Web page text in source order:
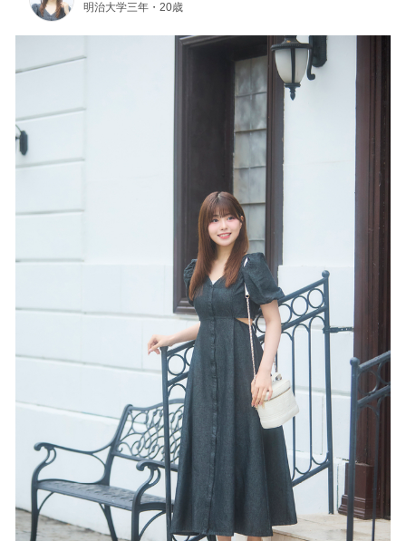
明治大学三年・20歳